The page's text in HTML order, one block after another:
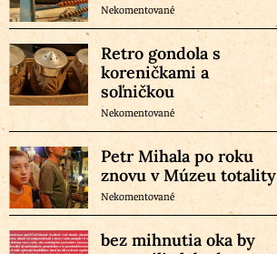
Nekomentované
Retro gondola s
koreničkami a
soľničkou
Nekomentované
Petr Mihala po roku
znovu v Múzeu totality
Nekomentované
bez mihnutia oka by